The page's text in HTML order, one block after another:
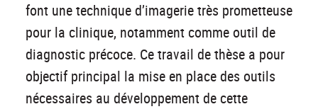
font une technique d’imagerie très prometteuse
pour la clinique, notamment comme outil de
diagnostic précoce. Ce travail de thèse a pour
objectif principal la mise en place des outils
nécessaires au développement de cette